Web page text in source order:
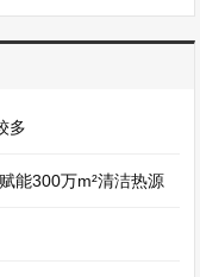
多
能300万m²清洁热源